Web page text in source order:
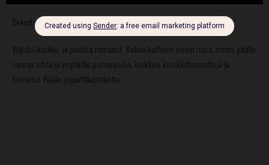
Sekoita kastikkeen ainekset.
Viipaloi kurkku ja puolita tomaatit. Kokoa kulhoon ensin riisiä, sitten päälle
rapeaa lohta ja ympärille punasipulia, kurkkua, kirsikkatomaatteja ja
herneitä. Päälle jogurttikastiketta.